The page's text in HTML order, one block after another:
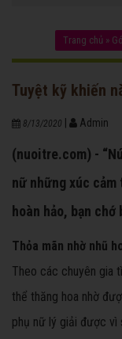
Trang chủ »
Tuyệt kỹ khiến
8/13/2020 Admin
(nuoitre.com) -
nữ những xúc
hoàn hảo, bạn
Thỏa mãn nhờ nhũ
Theo các chuyên gia
thể thăng hoa nhờ
phụ nữ lý giải được vì